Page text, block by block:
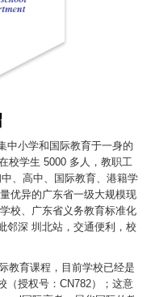
中小学和国际教育于一身的
校学生 5000 多人，教职工
、高中、国际教育、港籍学
优异的广东省一级大规模现
校、广东省义务教育标准化
邻深 圳北站，交通便利，校
教育课程，目前学校已经是
（授权号：CN782）；这意